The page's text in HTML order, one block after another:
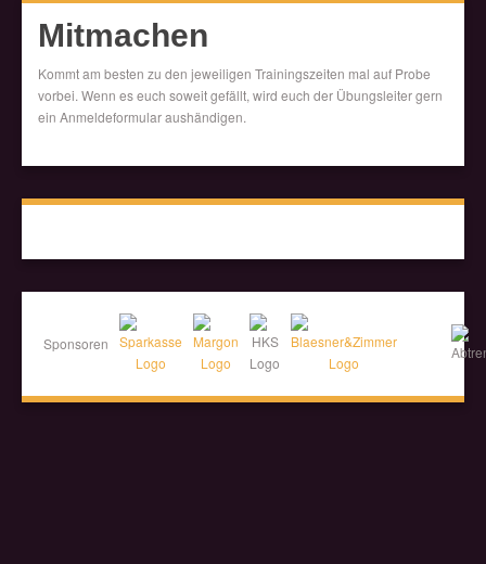
Mitmachen
Kommt am besten zu den jeweiligen Trainingszeiten mal auf Probe
vorbei. Wenn es euch soweit gefällt, wird euch der Übungsleiter gern
ein Anmeldeformular aushändigen.
Sponsoren